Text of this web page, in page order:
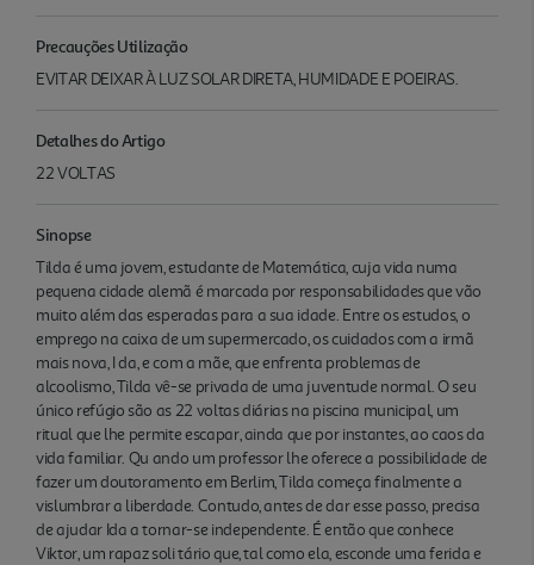
Precauções Utilização
EVITAR DEIXAR À LUZ SOLAR DIRETA, HUMIDADE E POEIRAS.
Detalhes do Artigo
22 VOLTAS
Sinopse
Tilda é uma jovem, estudante de Matemática, cuja vida numa
pequena cidade alemã é marcada por responsabilidades que vão
muito além das esperadas para a sua idade. Entre os estudos, o
emprego na caixa de um supermercado, os cuidados com a irmã
mais nova, I da, e com a mãe, que enfrenta problemas de
alcoolismo, Tilda vê-se privada de uma juventude normal. O seu
único refúgio são as 22 voltas diárias na piscina municipal, um
ritual que lhe permite escapar, ainda que por instantes, ao caos da
vida familiar. Qu ando um professor lhe oferece a possibilidade de
fazer um doutoramento em Berlim, Tilda começa finalmente a
vislumbrar a liberdade. Contudo, antes de dar esse passo, precisa
de ajudar Ida a tornar-se independente. É então que conhece
Viktor, um rapaz soli tário que, tal como ela, esconde uma ferida e